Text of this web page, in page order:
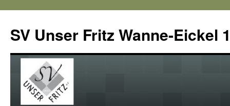
SV Unser Fritz Wanne-Eickel